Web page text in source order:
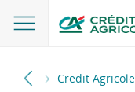
2026 Credit